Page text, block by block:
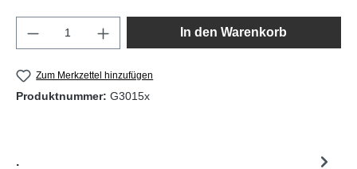
Produkt Anzahl: Gib den gewünschten
In den Warenkorb
Zum Merkzettel hinzufügen
Produktnummer: G3015x
.